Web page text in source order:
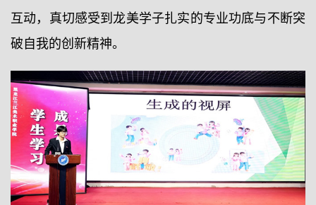
互动，真切感受到龙美学子扎实的专业功底与不断突
破自我的创新精神。